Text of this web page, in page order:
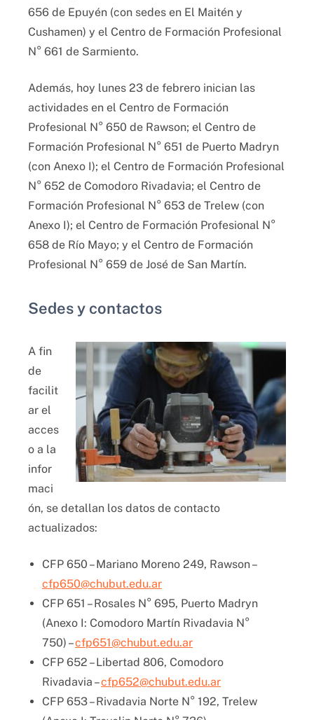
656 de Epuyén (con sedes en El Maitén y
Cushamen) y el Centro de Formación Profesional
N° 661 de Sarmiento.
Además, hoy lunes 23 de febrero inician las
actividades en el Centro de Formación
Profesional N° 650 de Rawson; el Centro de
Formación Profesional N° 651 de Puerto Madryn
(con Anexo I); el Centro de Formación Profesional
N° 652 de Comodoro Rivadavia; el Centro de
Formación Profesional N° 653 de Trelew (con
Anexo I); el Centro de Formación Profesional N°
658 de Río Mayo; y el Centro de Formación
Profesional N° 659 de José de San Martín.
Sedes y contactos
A fin
de
facilit
ar el
acces
o a la
infor
maci
ón, se detallan los datos de contacto
actualizados:
CFP 650 – Mariano Moreno 249, Rawson –
cfp650@chubut.edu.ar
CFP 651 – Rosales N° 695, Puerto Madryn
(Anexo I: Comodoro Martín Rivadavia N°
750) –cfp651@chubut.edu.ar
CFP 652 – Libertad 806, Comodoro
Rivadavia –cfp652@chubut.edu.ar
CFP 653 – Rivadavia Norte N° 192, Trelew